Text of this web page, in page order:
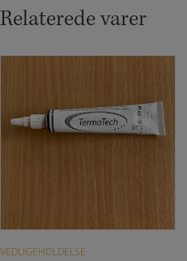
Relaterede varer
VEDLIGEHOLDELSE